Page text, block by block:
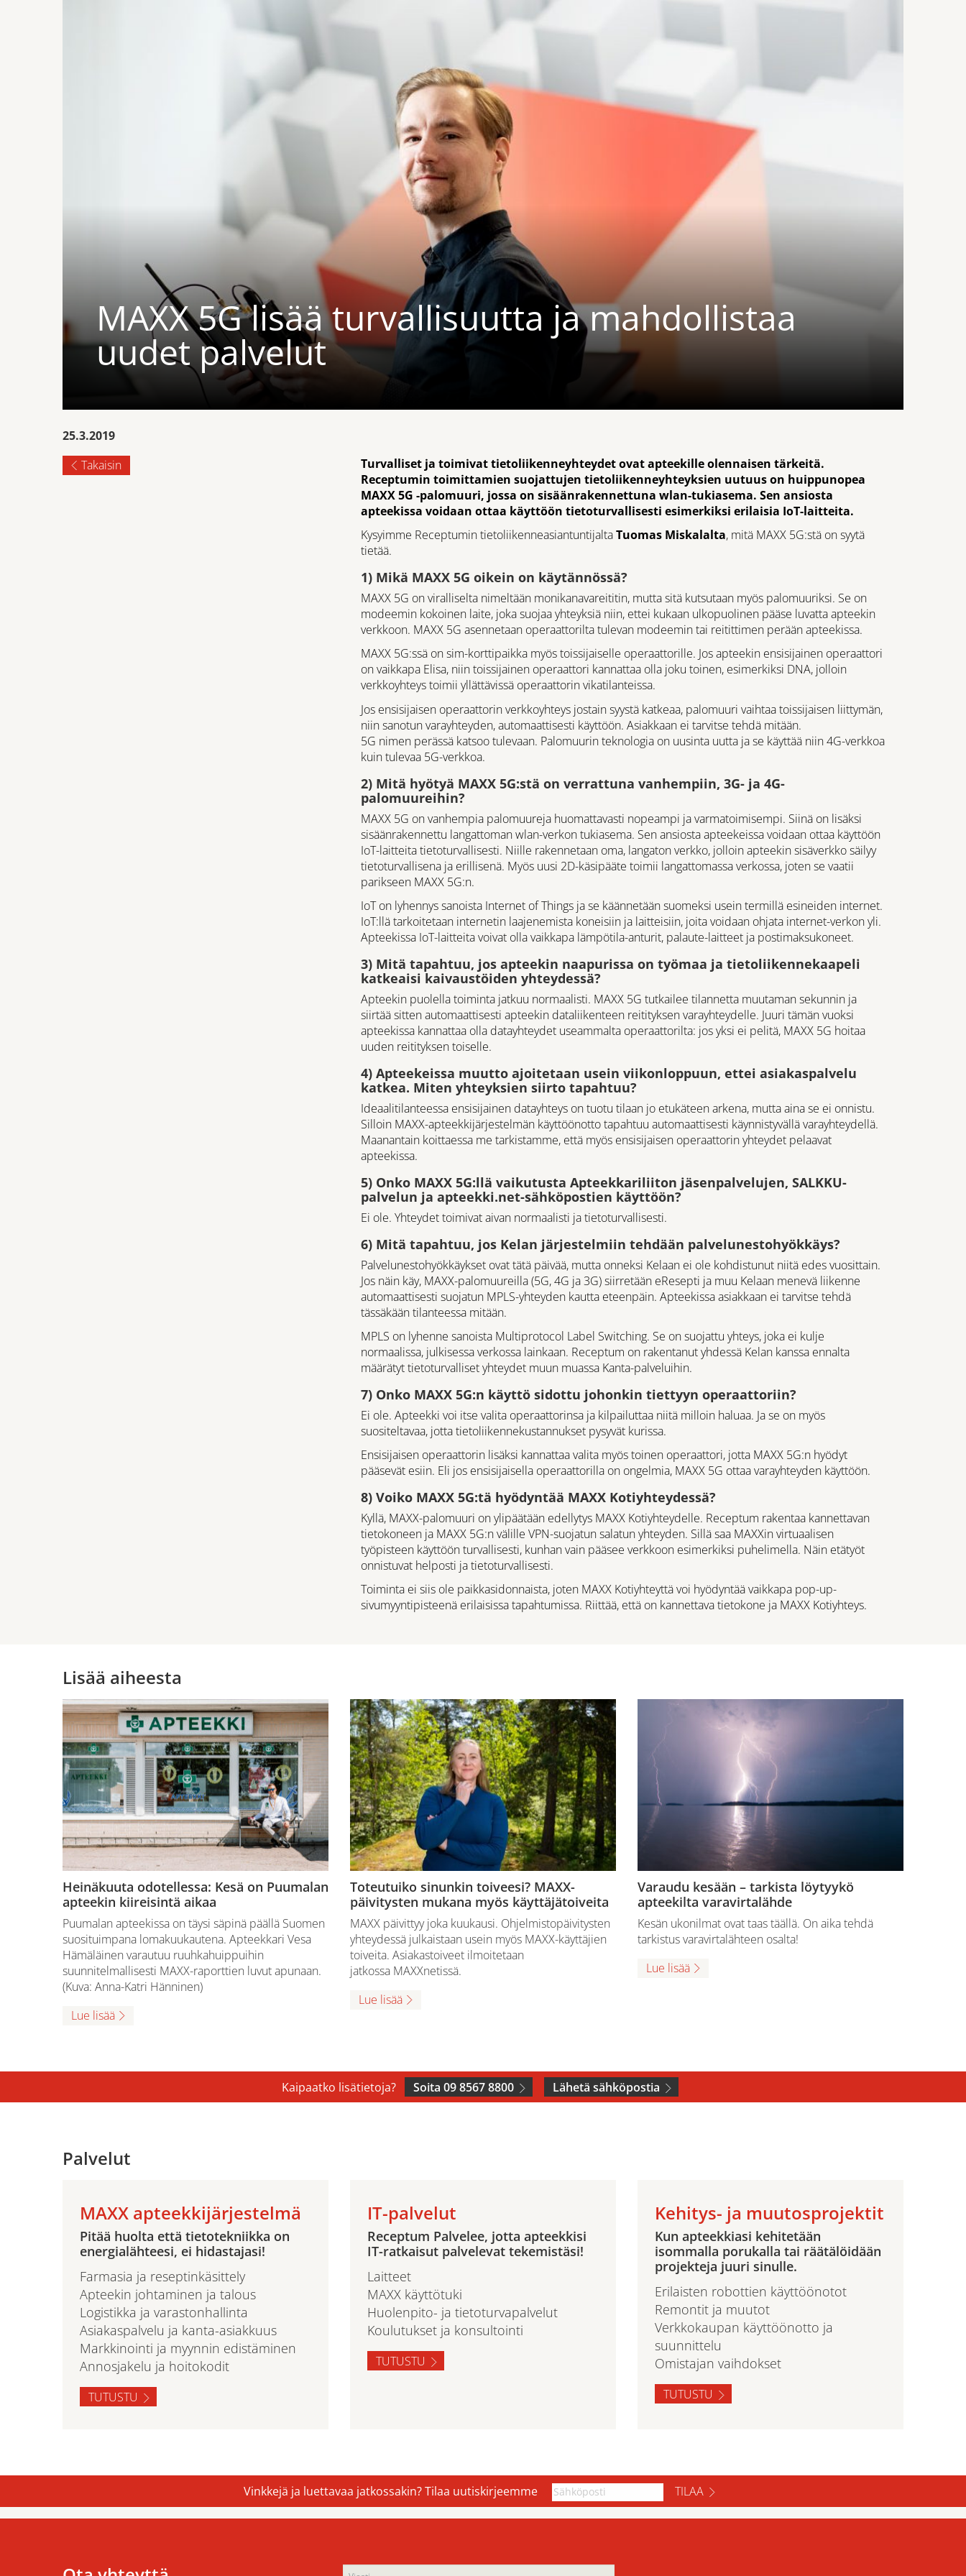
MAXX 5G lisää turvallisuutta ja mahdollistaa
uudet palvelut
25.3.2019
Takaisin
Turvalliset ja toimivat tietoliikenneyhteydet ovat apteekille olennaisen tärkeitä.
Receptumin toimittamien suojattujen tietoliikenneyhteyksien uutuus on huippunopea
MAXX 5G -palomuuri, jossa on sisäänrakennettuna wlan-tukiasema. Sen ansiosta
apteekissa voidaan ottaa käyttöön tietoturvallisesti esimerkiksi erilaisia IoT-laitteita.
Kysyimme Receptumin tietoliikenneasiantuntijaltaTuomas Miskalalta, mitä MAXX 5G:stä on syytä
tietää.
1) Mikä MAXX 5G oikein on käytännössä?
MAXX 5G on viralliselta nimeltään monikanavareititin, mutta sitä kutsutaan myös palomuuriksi. Se on
modeemin kokoinen laite, joka suojaa yhteyksiä niin, ettei kukaan ulkopuolinen pääse luvatta apteekin
verkkoon. MAXX 5G asennetaan operaattorilta tulevan modeemin tai reitittimen perään apteekissa.
MAXX 5G:ssä on sim-korttipaikka myös toissijaiselle operaattorille. Jos apteekin ensisijainen operaattori
on vaikkapa Elisa, niin toissijainen operaattori kannattaa olla joku toinen, esimerkiksi DNA, jolloin
verkkoyhteys toimii yllättävissä operaattorin vikatilanteissa.
Jos ensisijaisen operaattorin verkkoyhteys jostain syystä katkeaa, palomuuri vaihtaa toissijaisen liittymän,
niin sanotun varayhteyden, automaattisesti käyttöön. Asiakkaan ei tarvitse tehdä mitään.
5G nimen perässä katsoo tulevaan. Palomuurin teknologia on uusinta uutta ja se käyttää niin 4G-verkkoa
kuin tulevaa 5G-verkkoa.
2) Mitä hyötyä MAXX 5G:stä on verrattuna vanhempiin, 3G- ja 4G-
palomuureihin?
MAXX 5G on vanhempia palomuureja huomattavasti nopeampi ja varmatoimisempi. Siinä on lisäksi
sisäänrakennettu langattoman wlan-verkon tukiasema. Sen ansiosta apteekeissa voidaan ottaa käyttöön
IoT-laitteita tietoturvallisesti. Niille rakennetaan oma, langaton verkko, jolloin apteekin sisäverkko säilyy
tietoturvallisena ja erillisenä. Myös uusi 2D-käsipääte toimii langattomassa verkossa, joten se vaatii
parikseen MAXX 5G:n.
IoT on lyhennys sanoista Internet of Things ja se käännetään suomeksi usein termillä esineiden internet.
IoT:llä tarkoitetaan internetin laajenemista koneisiin ja laitteisiin, joita voidaan ohjata internet-verkon yli.
Apteekissa IoT-laitteita voivat olla vaikkapa lämpötila-anturit, palaute-laitteet ja postimaksukoneet.
3) Mitä tapahtuu, jos apteekin naapurissa on työmaa ja tietoliikennekaapeli
katkeaisi kaivaustöiden yhteydessä?
Apteekin puolella toiminta jatkuu normaalisti. MAXX 5G tutkailee tilannetta muutaman sekunnin ja
siirtää sitten automaattisesti apteekin dataliikenteen reitityksen varayhteydelle. Juuri tämän vuoksi
apteekissa kannattaa olla datayhteydet useammalta operaattorilta: jos yksi ei pelitä, MAXX 5G hoitaa
uuden reitityksen toiselle.
4) Apteekeissa muutto ajoitetaan usein viikonloppuun, ettei asiakaspalvelu
katkea. Miten yhteyksien siirto tapahtuu?
Ideaalitilanteessa ensisijainen datayhteys on tuotu tilaan jo etukäteen arkena, mutta aina se ei onnistu.
Silloin MAXX-apteekkijärjestelmän käyttöönotto tapahtuu automaattisesti käynnistyvällä varayhteydellä.
Maanantain koittaessa me tarkistamme, että myös ensisijaisen operaattorin yhteydet pelaavat
apteekissa.
5) Onko MAXX 5G:llä vaikutusta Apteekkariliiton jäsenpalvelujen, SALKKU-
palvelun ja apteekki.net-sähköpostien käyttöön?
Ei ole. Yhteydet toimivat aivan normaalisti ja tietoturvallisesti.
6) Mitä tapahtuu, jos Kelan järjestelmiin tehdään palvelunestohyökkäys?
Palvelunestohyökkäykset ovat tätä päivää, mutta onneksi Kelaan ei ole kohdistunut niitä edes vuosittain.
Jos näin käy, MAXX-palomuureilla (5G, 4G ja 3G) siirretään eResepti ja muu Kelaan menevä liikenne
automaattisesti suojatun MPLS-yhteyden kautta eteenpäin. Apteekissa asiakkaan ei tarvitse tehdä
tässäkään tilanteessa mitään.
MPLS on lyhenne sanoista Multiprotocol Label Switching. Se on suojattu yhteys, joka ei kulje
normaalissa, julkisessa verkossa lainkaan. Receptum on rakentanut yhdessä Kelan kanssa ennalta
määrätyt tietoturvalliset yhteydet muun muassa Kanta-palveluihin.
7) Onko MAXX 5G:n käyttö sidottu johonkin tiettyyn operaattoriin?
Ei ole. Apteekki voi itse valita operaattorinsa ja kilpailuttaa niitä milloin haluaa. Ja se on myös
suositeltavaa, jotta tietoliikennekustannukset pysyvät kurissa.
Ensisijaisen operaattorin lisäksi kannattaa valita myös toinen operaattori, jotta MAXX 5G:n hyödyt
pääsevät esiin. Eli jos ensisijaisella operaattorilla on ongelmia, MAXX 5G ottaa varayhteyden käyttöön.
8) Voiko MAXX 5G:tä hyödyntää MAXX Kotiyhteydessä?
Kyllä, MAXX-palomuuri on ylipäätään edellytys MAXX Kotiyhteydelle. Receptum rakentaa kannettavan
tietokoneen ja MAXX 5G:n välille VPN-suojatun salatun yhteyden. Sillä saa MAXXin virtuaalisen
työpisteen käyttöön turvallisesti, kunhan vain pääsee verkkoon esimerkiksi puhelimella. Näin etätyöt
onnistuvat helposti ja tietoturvallisesti.
Toiminta ei siis ole paikkasidonnaista, joten MAXX Kotiyhteyttä voi hyödyntää vaikkapa pop-up-
sivumyyntipisteenä erilaisissa tapahtumissa. Riittää, että on kannettava tietokone ja MAXX Kotiyhteys.
Lisää aiheesta
Heinäkuuta odotellessa: Kesä on Puumalan
apteekin kiireisintä aikaa
Puumalan apteekissa on täysi säpinä päällä Suomen
suosituimpana lomakuukautena. Apteekkari Vesa
Hämäläinen varautuu ruuhkahuippuihin
suunnitelmallisesti MAXX-raporttien luvut apunaan.
(Kuva: Anna-Katri Hänninen)
Lue lisää
Toteutuiko sinunkin toiveesi? MAXX-
päivitysten mukana myös käyttäjätoiveita
MAXX päivittyy joka kuukausi. Ohjelmistopäivitysten
yhteydessä julkaistaan usein myös MAXX-käyttäjien
toiveita. Asiakastoiveet ilmoitetaan
jatkossa MAXXnetissä.
Lue lisää
Varaudu kesään – tarkista löytyykö
apteekilta varavirtalähde
Kesän ukonilmat ovat taas täällä. On aika tehdä
tarkistus varavirtalähteen osalta!
Lue lisää
Kaipaatko lisätietoja? Soita 09 8567 8800 Lähetä sähköpostia
Palvelut
MAXX apteekkijärjestelmä
Pitää huolta että tietotekniikka on
energialähteesi, ei hidastajasi!
Farmasia ja reseptinkäsittely
Apteekin johtaminen ja talous
Logistikka ja varastonhallinta
Asiakaspalvelu ja kanta-asiakkuus
Markkinointi ja myynnin edistäminen
Annosjakelu ja hoitokodit
TUTUSTU
IT-palvelut
Receptum Palvelee, jotta apteekkisi
IT-ratkaisut palvelevat tekemistäsi!
Laitteet
MAXX käyttötuki
Huolenpito- ja tietoturvapalvelut
Koulutukset ja konsultointi
TUTUSTU
Kehitys- ja muutosprojektit
Kun apteekkiasi kehitetään
isommalla porukalla tai räätälöidään
projekteja juuri sinulle.
Erilaisten robottien käyttöönotot
Remontit ja muutot
Verkkokaupan käyttöönotto ja
suunnittelu
Omistajan vaihdokset
TUTUSTU
Vinkkejä ja luettavaa jatkossakin? Tilaa uutiskirjeemme TILAA